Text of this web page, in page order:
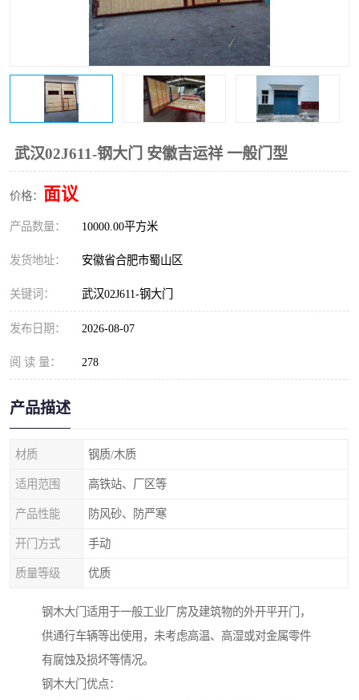
武汉02J611-钢大门 安徽吉运祥 一般门型
价格： 面议
产品数量： 10000.00平方米
发货地址： 安徽省合肥市蜀山区
关键词： 武汉02J611-钢大门
发布日期： 2026-08-07
阅 读 量： 278
产品描述
材质 钢质/木质
适用范围 高铁站、厂区等
产品性能 防风砂、防严寒
开门方式 手动
质量等级 优质
钢木大门适用于一般工业厂房及建筑物的外开平开门，
供通行车辆等出使用，未考虑高温、高湿或对金属零件
有腐蚀及损坏等情况。
钢木大门优点：
彩钢板门